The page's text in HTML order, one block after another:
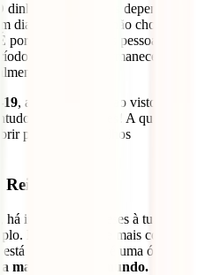
dinheiro que ganhas depende da
dia bom, quando não chove,
por isso que muitas pessoas
que podem permanecer e
na Ásia.
19, as candidaturas ao visto estão
não desanimes! A qualquer
para estes trabalhos
Unido
inúmeras hipóteses à tua
É o mais fácil e mais comum
perto de nós e é uma ótima
mais falada no mundo.